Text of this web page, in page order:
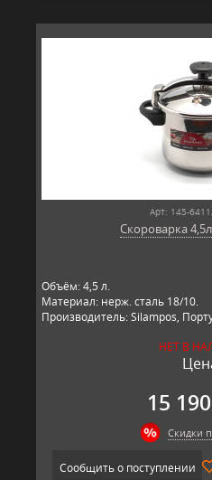
Арт: 145-
Скороварка
Объём: 4,5 л.
Материал: нерж. сталь 18/10.
Производитель: Silampos,
НЕТ В
15
Скидки
Сообщить о поступлении